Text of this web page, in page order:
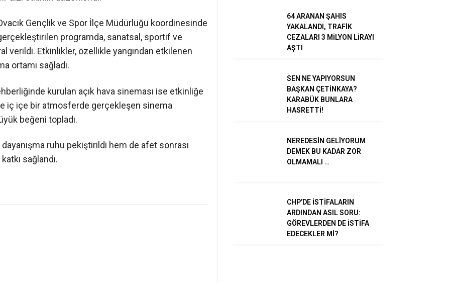
Gençlik ve Spor İlçe Müdürlüğü koordinesinde
programda, sanatsal, sportif ve
verildi. Etkinlikler, özellikle yangından etkilenen
ortamı sağladı.
kurulan açık hava sineması ise etkinliğe
iç içe bir atmosferde gerçekleşen sinema
beğeni topladı.
ruhu pekiştirildi hem de afet sonrası
sağlandı.
64 ARANAN ŞAHIS
YAKALANDI, TRAFİK
CEZALARI 3 MİLYON LİRAYI
AŞTI
SEN NE YAPIYORSUN
BAŞKAN ÇETİNKAYA?
KARABÜK BUNLARA
HASRETTİ!
NEREDESİN GELİYORUM
DEMEK BU KADAR ZOR
OLMAMALI …
CHP’DE İSTİFALARIN
ARDINDAN ASIL SORU:
GÖREVLERDEN DE İSTİFA
EDECEKLER Mİ?